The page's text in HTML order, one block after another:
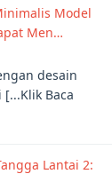
Model
Men…
desain
Baca
Lantai 2: